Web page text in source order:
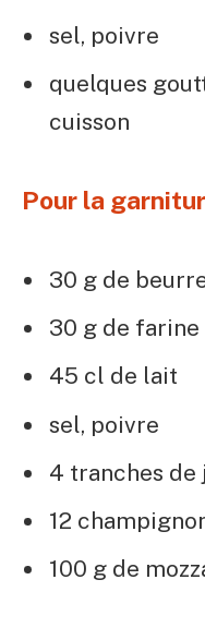
sel, poivre
quelques
cuisson
Pour la
30 g de
30 g de farine
45 cl de lait
sel, poivre
4 tranches de
12
100 g de